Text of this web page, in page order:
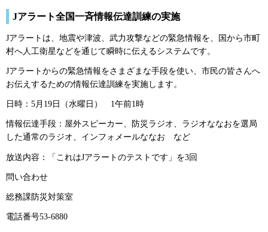
Jアラート全国一斉情報伝達訓練の実施
Jアラートは、地震や津波、武力攻撃などの緊急情報を、国から市町
村へ人工衛星などを通じて瞬時に伝えるシステムです。
Jアラートからの緊急情報をさまざまな手段を使い、市民の皆さんへ
お伝えするための情報伝達訓練を実施します。
日時：5月19日（水曜日） 1午前1時
情報伝達手段：屋外スピーカー、防災ラジオ、ラジオななおを選局
した通常のラジオ、インフォメールななお
な ど
放送内容：「これはJアラートのテストです」を3回
問い合わせ
総務課防災対策室
電話番号53-6880